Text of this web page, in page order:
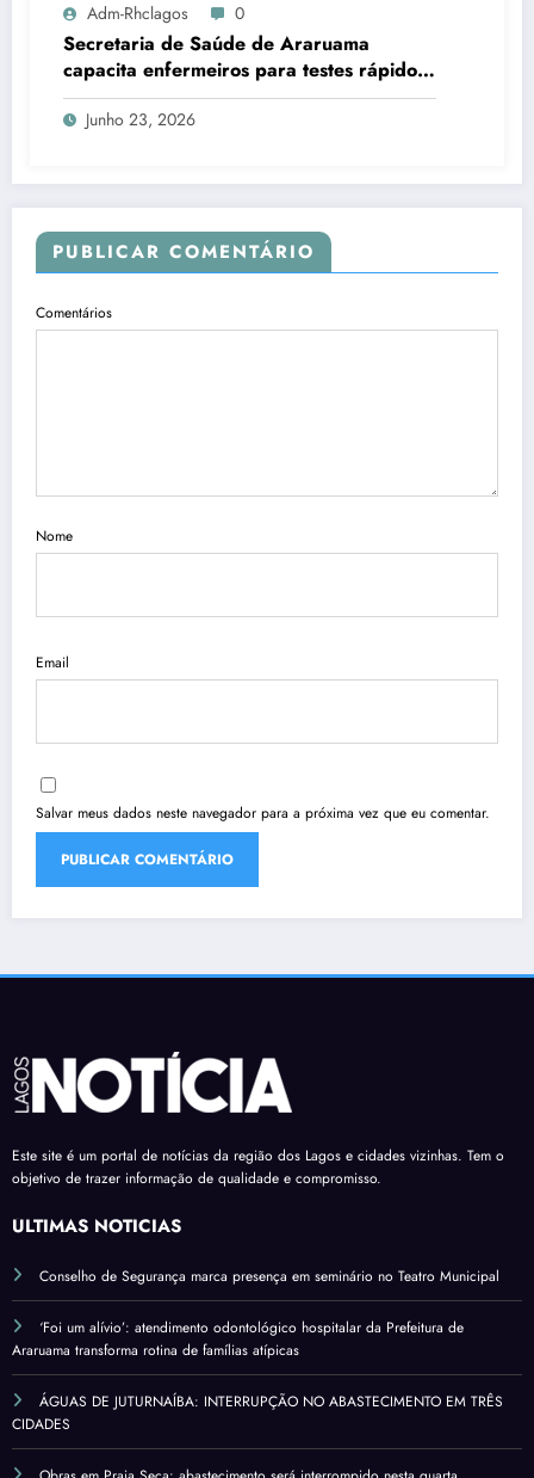
Adm-Rhclagos 0
Secretaria de Saúde de Araruama
capacita enfermeiros para testes rápidos
de HIV, sífilis e hepatites
Junho 23, 2026
PUBLICAR COMENTÁRIO
Comentários
Nome
Email
Salvar meus dados neste navegador para a próxima vez que eu comentar.
Este site é um portal de notícias da região dos Lagos e cidades vizinhas. Tem o
objetivo de trazer informação de qualidade e compromisso.
ÚLTIMAS NOTÍCIAS
Conselho de Segurança marca presença em seminário no Teatro Municipal
‘Foi um alívio’: atendimento odontológico hospitalar da Prefeitura de
Araruama transforma rotina de famílias atípicas
ÁGUAS DE JUTURNAÍBA: INTERRUPÇÃO NO ABASTECIMENTO EM TRÊS
CIDADES